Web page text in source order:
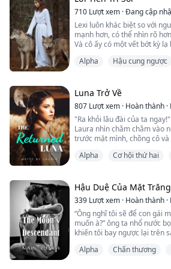
Trên tất cả, mối liên kết bạn
Ava nhận thức rõ từng điểm
710 Lượt xem ·Đang cập
Lexi luôn khác biệt so với
mạnh hơn, có thể nhìn rõ
Và cô ấy có một vết bớt kỳ
cô ấy gần đến sinh nhật hai
đến khi vết bớt bắ...
Alpha Hậu cung ngược
Luna Trở Về
807 Lượt xem · Hoàn thành ·
"Ra khỏi lâu đài của ta ngay!"
Laura nhìn chằm chằm vào
trước mặt mình, chồng cô
Luna tốt, nhưng hoàng tử
mình ở đâu... Nữ thần Mặt
cho cô một cuộc sống thứ...
Alpha Cơ hội thứ hai
Hậu Duệ Của Mặt Trăng
339 Lượt xem · Hoàn thành ·
“Ông nghĩ tôi sẽ để con gái
muốn à?” ông ta nhổ nước
khiến tôi bay ngược lại trên
Tôi cảm thấy như lồng ngực
Alpha Chấn thương